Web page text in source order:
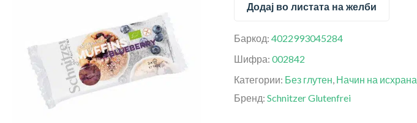
Додај во листата на желби
Баркод: 4022993045284
Шифра: 002842
Категории: Без глутен, Начин на исхрана
Бренд: Schnitzer Glutenfrei